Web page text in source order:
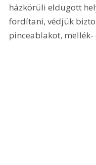
házkörüli eldugott
fordítani, védjük
pinceablakot, mellék-